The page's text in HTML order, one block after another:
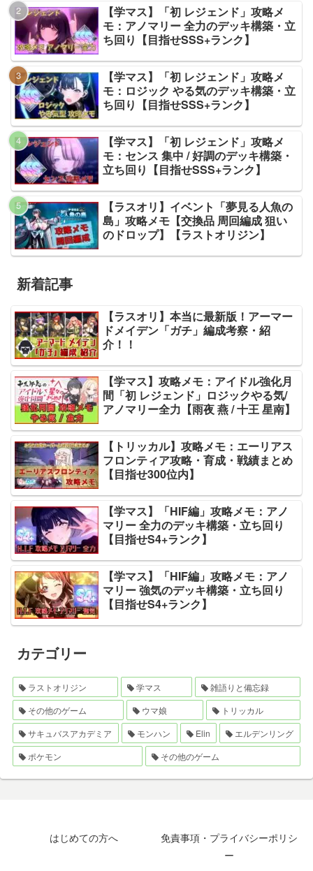
【学マス】「初 レジェンド」攻略メ
モ：アノマリー 全力のデッキ構築・立
ち回り【目指せSSS+ランク】
【学マス】「初 レジェンド」攻略メ
モ：ロジック やる気のデッキ構築・立
ち回り【目指せSSS+ランク】
【学マス】「初 レジェンド」攻略メ
モ：センス 集中 / 好調のデッキ構築・
立ち回り【目指せSSS+ランク】
【ラスオリ】イベント「夢見る人魚の
島」攻略メモ【交換品 周回編成 狙い
のドロップ】【ラストオリジン】
新着記事
【ラスオリ】本当に最新版！アーマー
ドメイデン「ガチ」編成考察・紹
介！！
【学マス】攻略メモ：アイドル強化月
間「初 レジェンド」ロジックやる気/
アノマリー全力【雨夜 燕 / 十王 星南】
【トリッカル】攻略メモ：エーリアス
フロンティア攻略・育成・戦績まとめ
【目指せ300位内】
【学マス】「HIF編」攻略メモ：アノ
マリー 全力のデッキ構築・立ち回り
【目指せS4+ランク】
【学マス】「HIF編」攻略メモ：アノ
マリー 強気のデッキ構築・立ち回り
【目指せS4+ランク】
カテゴリー
ラストオリジン 学マス
雑語りと備忘録
その他のゲーム
ウマ娘
トリッカル
サキュバスアカデミア
モンハン Elin
エルデンリング
ポケモン
その他のゲーム
はじめての方へ
免責事項・プライバシーポリシ
ー